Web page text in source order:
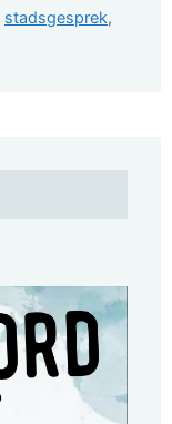
stadsgesprek,